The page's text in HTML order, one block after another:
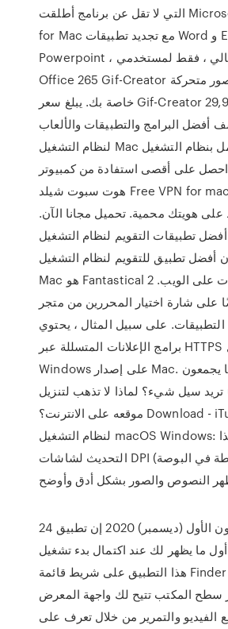
التي لا تقل عن برنامج أطلقت Microsoft Office 2016
for Mac مع تجديد تطبيقات Word و Excel و
Powerpoint ، في الوقت الحالي ، فقط لمستخدمي
Office 265 Gif-Creator يمكنك إنشاء صور متحركة
خاصة بك. يبلغ سعر Gif-Creator 29,99 يورو وهو
أفضل البرامج والتطبيقات والألعاب
لنظام التشغيل Mac الذي يعمل بنظام التشغيل OS X.
احصل على أقصى استفادة من كمبيوتر Apple. تنزيل
هوت سبوت شيلد Free VPN for mac لإلغاء حجب
على هويتك محمية. تحميل مجانا الآن.
أفضل تطبيقات التقويم لنظام التشغيل Mac 1. خيالي 2 .
أفضل تطبيق للتقويم لنظام التشغيل
Mac هو Fantastical 2 من كل المنشورات على الويب.
على شارة اختيار المحررين من متجر
التطبيقات. على سبيل المثال ، يحتوي YTD الذي يحمِّل
برامج الإعلانات المتسللة عبر HTTPS لنظام التشغيل
Windows على إصدار Mac. وهم أيضا يجمعون Spigot.
تريد سيل شيء؟ لماذا لا تذهب لتنزيل uTorrent من
موقعه على الانترنت؟ Download - iTunes 12.6.2
لنظام التشغيل macOS Windows: تم تصميم هذا
التحديث لشاشات DPI (نقطة في البوصة) عالية الدقة
24 كانون الأول (ديسمبر) 2020 إن تطبيق Finder هو
أول ما يظهر لك عند اكتمال بدء تشغيل Mac. ويشتمل
هذا التطبيق على شريط قائمة Finder أعلى الشاشة
سطح المكتب تتيح لك واجهة المعرض
الفيديو والتمرير من خلال تعرف على